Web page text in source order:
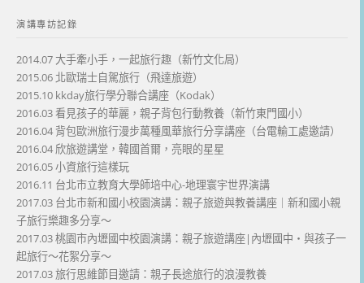
演講專訪記錄
2014.07 大手牽小手，一起旅行趣（新竹文化局）
2015.06 北歐瑞士自駕旅行（飛達旅遊）
2015.10 kkday旅行學分聯合講座（Kodak）
2016.03 看見孩子的華麗，親子背包行動教養（新竹東門國小）
2016.04 背包歐洲旅行漫步萬種風華旅行分享講座（台電輸工處邀請）
2016.04 欣旅遊講堂，韓國首爾，亮眼的星星
2016.05 小資旅行這樣玩
2016.11 台北市立教育大學師培中心-地理寰宇世界演講
2017.03 台北市新和國小校園演講：親子旅遊與教養講座｜新和國小親
子旅行樂趣多分享～
2017.03 桃園市內壢國中校園演講：親子旅遊講座|內壢國中・與孩子一
起旅行～花絮分享～
2017.03 旅行思維節目邀請：親子長途旅行的浪漫教養